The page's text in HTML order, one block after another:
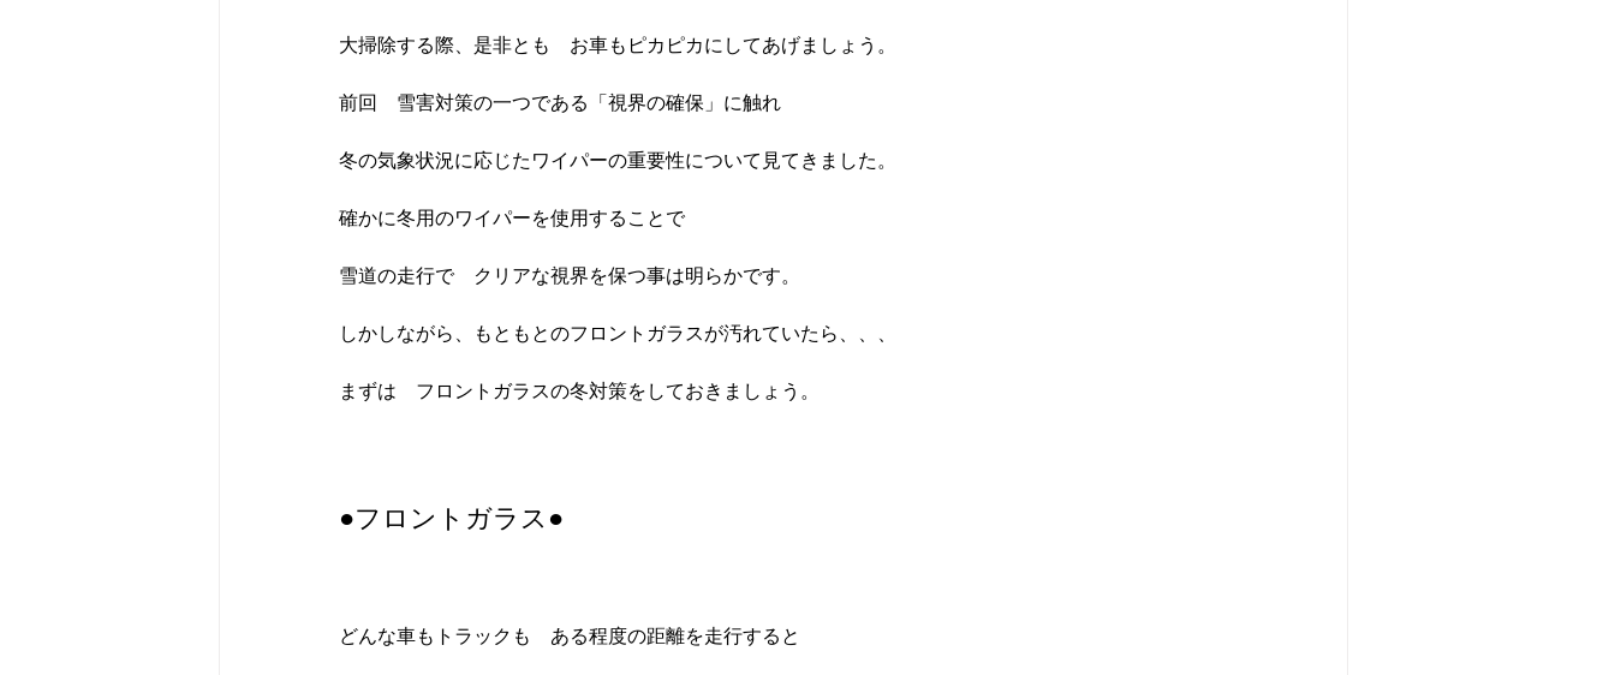
大掃除する際、是非とも　お車もピカピカにしてあげましょう。
前回　雪害対策の一つである「視界の確保」に触れ
冬の気象状況に応じたワイパーの重要性について見てきました。
確かに冬用のワイパーを使用することで
雪道の走行で　クリアな視界を保つ事は明らかです。
しかしながら、もともとのフロントガラスが汚れていたら、、、
まずは　フロントガラスの冬対策をしておきましょう。
●フロントガラス●
どんな車もトラックも　ある程度の距離を走行すると